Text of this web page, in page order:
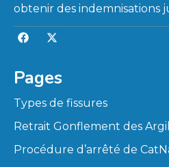
obtenir des indemnisations
Pages
Types de fissures
Retrait Gonflement des
Procédure d’arrêté de